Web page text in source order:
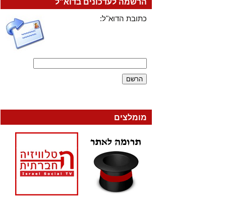
הרשמה לעדכונים בדוא"ל
כתובת הדוא"ל:
מומלצים